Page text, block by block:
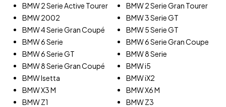
BMW 2 Serie Active Tourer
BMW 2 Serie Gran Tourer
BMW 2002
BMW 3 Serie GT
BMW 4 Serie Gran Coupé
BMW 5 Serie GT
BMW 6 Serie
BMW 6 Serie Gran Coupe
BMW 6 Serie GT
BMW 8 Serie
BMW 8 Serie Gran Coupé
BMW i5
BMW Isetta
BMW iX2
BMW X3 M
BMW X6 M
BMW Z1
BMW Z3